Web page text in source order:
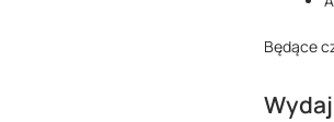
Będące